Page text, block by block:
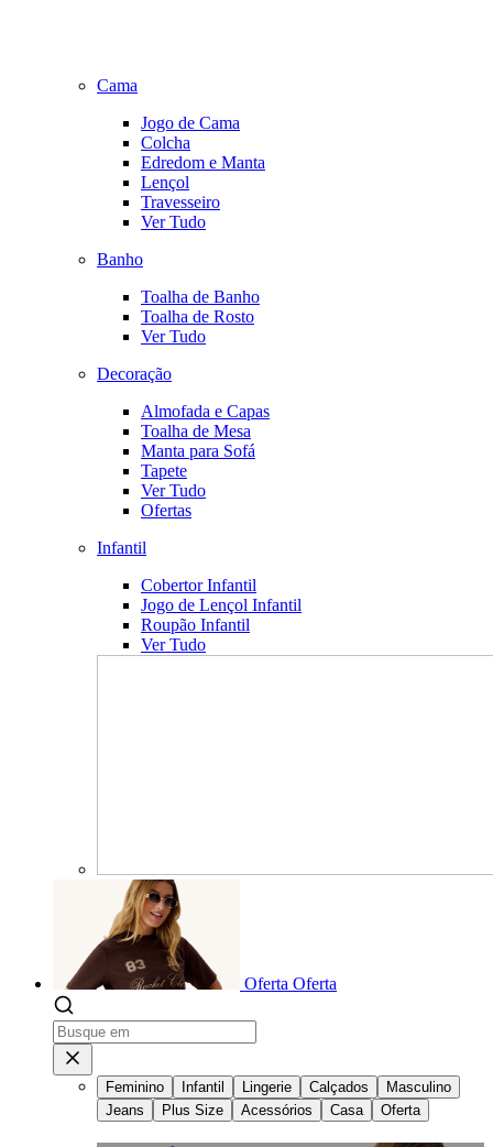
Cama
Jogo de Cama
Colcha
Edredom e Manta
Lençol
Travesseiro
Ver Tudo
Banho
Toalha de Banho
Toalha de Rosto
Ver Tudo
Decoração
Almofada e Capas
Toalha de Mesa
Manta para Sofá
Tapete
Ver Tudo
Ofertas
Infantil
Cobertor Infantil
Jogo de Lençol Infantil
Roupão Infantil
Ver Tudo
Oferta Oferta
Feminino Infantil Lingerie Calçados
Masculino
Jeans
Plus Size Acessórios Casa Oferta